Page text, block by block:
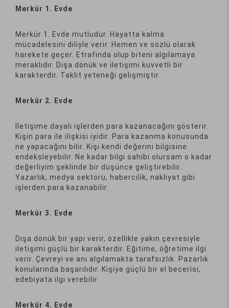
Merkür 1. Evde
Merkür 1. Evde mutludur. Hayatta kalma
mücadelesini diliyle verir. Hemen ve sözlü olarak
harekete geçer. Etrafında olup biteni algılamaya
meraklıdır. Dışa dönük ve iletişimi kuvvetli bir
karakterdir. Taklit yeteneği gelişmiştir.
Merkür 2. Evde
İletişime dayalı işlerden para kazanacağını gösterir.
Kişin para ile ilişkisi iyidir. Para kazanma konusunda
ne yapacağını bilir. Kişi kendi değerini bilgisine
endeksleyebilir. Ne kadar bilgi sahibi olursam o kadar
değerliyim şeklinde bir düşünce geliştirebilir.
Yazarlık, medya sektörü, habercilik, nakliyat gibi
işlerden para kazanabilir.
Merkür 3. Evde
Dışa dönük bir yapı verir, özellikle yakın çevresiyle
iletişimi güçlü bir karakterdir. Eğitime, öğretime ilgi
verir. Çevreyi ve anı algılamakta tarafsızlık. Pazarlık
konularında başarılıdır. Kişiye güçlü bir el becerisi,
edebiyata ilgi verebilir.
Merkür 4. Evde